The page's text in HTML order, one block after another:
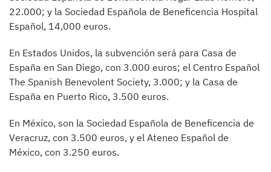
22.000; y la Sociedad Española de Beneficencia Hospital
Español, 14,000 euros.
En Estados Unidos, la subvención será para Casa de
España en San Diego, con 3.000 euros; el Centro Español
The Spanish Benevolent Society, 3.000; y la Casa de
España en Puerto Rico, 3.500 euros.
En México, son la Sociedad Española de Beneficencia de
Veracruz, con 3.500 euros, y el Ateneo Español de
México, con 3.250 euros.